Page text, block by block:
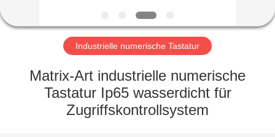
FABRIK-
AUSFLUG
QUALITÄTSKONTROLLE
Industrielle numerische Tastatur
Matrix-Art industrielle numerische
Tastatur Ip65 wasserdicht für
Zugriffskontrollsystem